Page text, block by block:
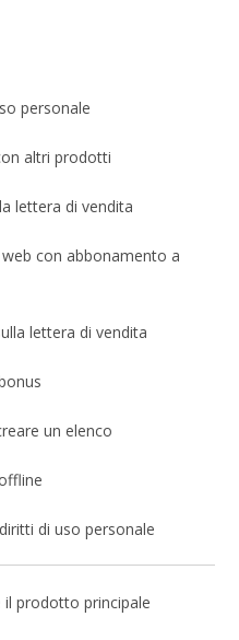
personale
altri prodotti
lettera di vendita
con abbonamento a
lettera di vendita
un elenco
di uso personale
prodotto principale